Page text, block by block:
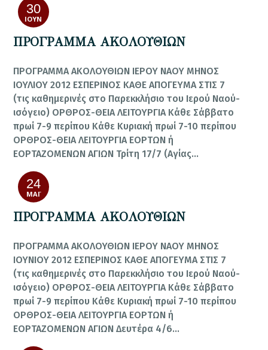
30
ΙΟΎΝ
ΠΡΟΓΡΑΜΜΑ ΑΚΟΛΟΥΘΙΩΝ
ΠΡΟΓΡΑΜΜΑ ΑΚΟΛΟΥΘΙΩΝ ΙΕΡΟΥ ΝΑΟΥ ΜΗΝΟΣ
ΙΟΥΛΙΟΥ 2012 ΕΣΠΕΡΙΝΟΣ ΚΑΘΕ ΑΠΟΓΕΥΜΑ ΣΤΙΣ 7
(τις κα­θη­με­ρι­νές στο Πα­ρεκ­κλή­σιο του Ι­ε­ρού Να­ού-
ι­σό­γει­ο) ΟΡΘΡΟΣ-ΘΕΙΑ ΛΕΙΤΟΥΡΓΙΑ Κά­θε Σάβ­βα­το
πρω­ί 7-9 πε­ρί­που Κά­θε Κυ­ρια­κή πρω­ί 7-10 πε­ρί­που
ΟΡΘΡΟΣ-ΘΕΙΑ ΛΕΙΤΟΥΡΓΙΑ ΕΟΡΤΩΝ ή
ΕΟΡΤΑΖΟΜΕΝΩΝ ΑΓΙΩΝ Τρίτη 17/7 (Α­γί­ας…
24
ΜΆΙ
ΠΡΟΓΡΑΜΜΑ ΑΚΟΛΟΥΘΙΩΝ
ΠΡΟΓΡΑΜΜΑ ΑΚΟΛΟΥΘΙΩΝ ΙΕΡΟΥ ΝΑΟΥ ΜΗΝΟΣ
ΙΟΥΝΙΟΥ 2012 ΕΣΠΕΡΙΝΟΣ ΚΑΘΕ ΑΠΟΓΕΥΜΑ ΣΤΙΣ 7
(τις κα­θη­με­ρι­νές στο Πα­ρεκ­κλή­σιο του Ι­ε­ρού Να­ού-
ι­σό­γει­ο) ΟΡΘΡΟΣ-ΘΕΙΑ ΛΕΙΤΟΥΡΓΙΑ Κά­θε Σάβ­βα­το
πρω­ί 7-9 πε­ρί­που Κά­θε Κυ­ρια­κή πρω­ί 7-10 πε­ρί­που
ΟΡΘΡΟΣ-ΘΕΙΑ ΛΕΙΤΟΥΡΓΙΑ ΕΟΡΤΩΝ ή
ΕΟΡΤΑΖΟΜΕΝΩΝ ΑΓΙΩΝ Δευ­τέ­ρα 4/6…